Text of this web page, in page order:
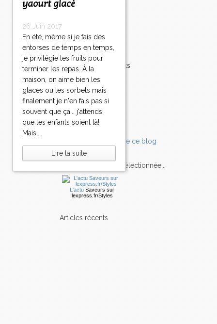
yaourt glacé
26 Juin 2017
En été, même si je fais des
entorses de temps en temps,
je privilégie les fruits pour
terminer les repas. À la
maison, on aime bien les
glaces ou les sorbets mais
finalement je n'en fais pas si
souvent que ça... j'attends
que les enfants soient là!
Mais,...
Lire la suite
Tarte
Soupe
Fêtes
Poisson
Accompagnements
Champignons
Pâtes
Tomates
Balade
L'Express style m'a sélectionnée...
L'actu Saveurs sur
lexpress.fr/Styles
articles récents